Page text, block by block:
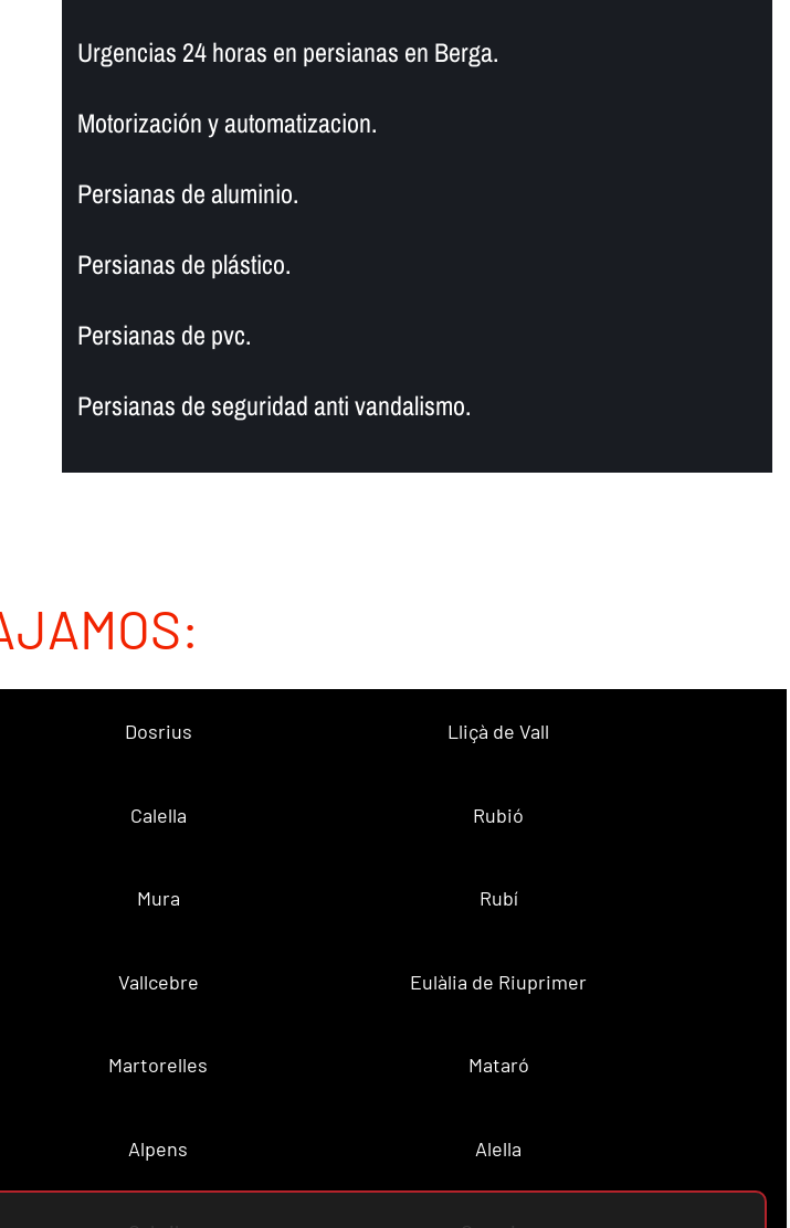
Urgencias 24 horas en persianas en Berga.
Motorización y automatizacion.
Persianas de aluminio.
Persianas de plástico.
Persianas de pvc.
Persianas de seguridad anti vandalismo.
Dosrius Lliçà de Vall
Calella Rubió
Mura Rubí
Vallcebre Eulàlia de Riuprimer
Martorelles Mataró
Alpens Alella